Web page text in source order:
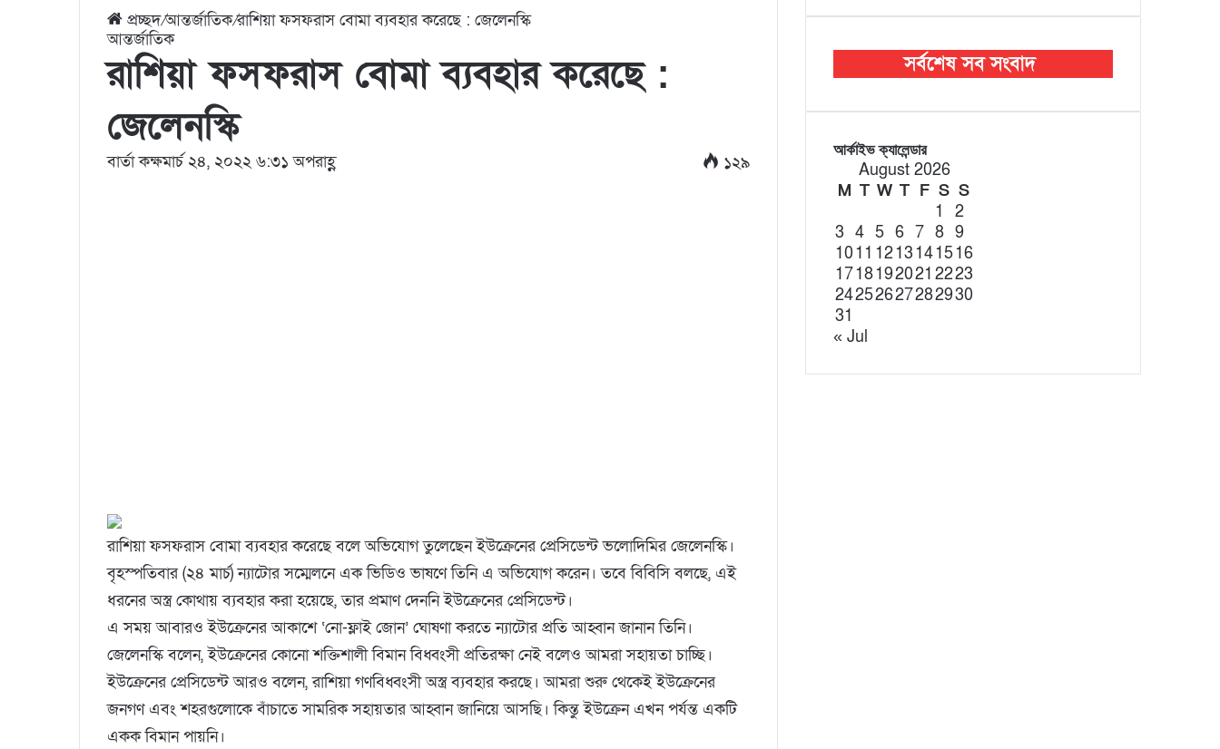
প্রচ্ছদ/আন্তর্জাতিক/রাশিয়া ফসফরাস বোমা ব্যবহার করেছে : জেলেনস্কি
আন্তর্জাতিক
রাশিয়া ফসফরাস বোমা ব্যবহার করেছে :
জেলেনস্কি
বার্তা কক্ষমার্চ ২৪, ২০২২ ৬:৩১ অপরাহ্ণ ১২৯
রাশিয়া ফসফরাস বোমা ব্যবহার করেছে বলে অভিযোগ তুলেছেন ইউক্রেনের প্রেসিডেন্ট ভলোদিমির জেলেনস্কি।
বৃহস্পতিবার (২৪ মার্চ) ন্যাটোর সম্মেলনে এক ভিডিও ভাষণে তিনি এ অভিযোগ করেন। তবে বিবিসি বলছে, এই
ধরনের অস্ত্র কোথায় ব্যবহার করা হয়েছে, তার প্রমাণ দেননি ইউক্রেনের প্রেসিডেন্ট।
এ সময় আবারও ইউক্রেনের আকাশে ‘নো-ফ্লাই জোন’ ঘোষণা করতে ন্যাটোর প্রতি আহ্বান জানান তিনি।
জেলেনস্কি বলেন, ইউক্রেনের কোনো শক্তিশালী বিমান বিধ্বংসী প্রতিরক্ষা নেই বলেও আমরা সহায়তা চাচ্ছি।
ইউক্রেনের প্রেসিডেন্ট আরও বলেন, রাশিয়া গণবিধ্বংসী অস্ত্র ব্যবহার করছে। আমরা শুরু থেকেই ইউক্রেনের
জনগণ এবং শহরগুলোকে বাঁচাতে সামরিক সহায়তার আহ্বান জানিয়ে আসছি। কিন্তু ইউক্রেন এখন পর্যন্ত একটি
একক বিমান পায়নি।
আর্কাইভ ক্যালেন্ডার
August 2026
M T W T F S S
1
2
3 4 5 6 7 8 9
1011 1213141516
1718192021 2223
24252627282930
31
« Jul